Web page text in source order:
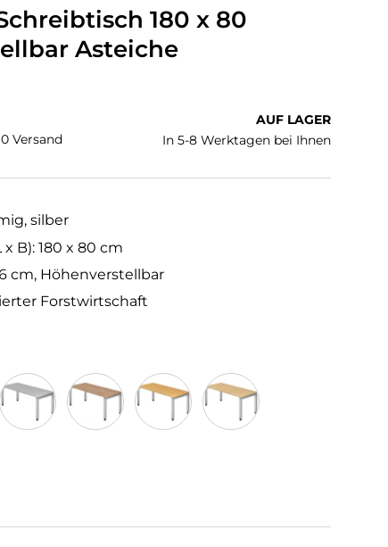
180 x 80
Asteiche
Versand
AUF LAGER
In 5-8 Werktagen bei Ihnen
silber
B): 180 x 80 cm
cm, Höhenverstellbar
Forstwirtschaft